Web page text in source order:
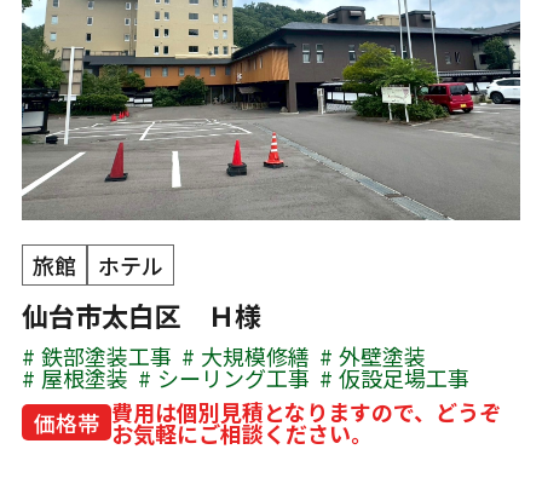
旅館 ホテル
仙台市太白区 Ｈ様
鉄部塗装工事 大規模修繕 外壁塗装
屋根塗装 シーリング工事
仮設足場工事
価格帯 費用は個別見積となりますので、どうぞ
お気軽にご相談ください。